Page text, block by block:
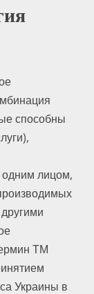
способны
лицом,
ТМ
Украины в